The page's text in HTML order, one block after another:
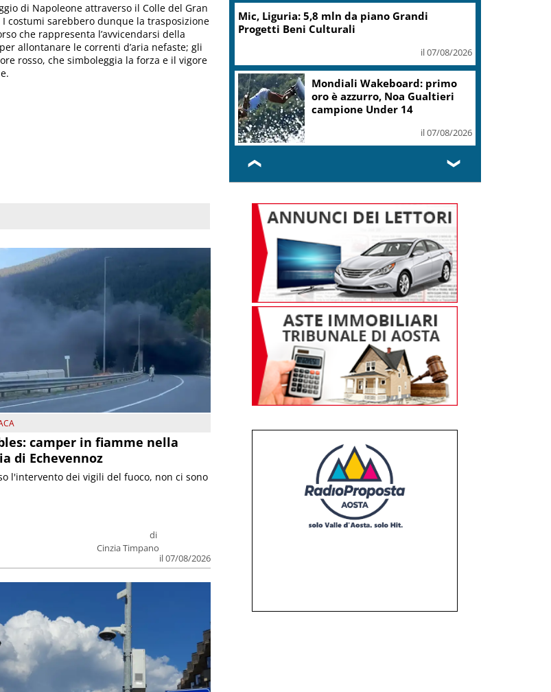
di Napoleone attraverso il Colle del Gran
costumi sarebbero dunque la trasposizione
che rappresenta l’avvicendarsi della
allontanare le correnti d’aria nefaste; gli
rosso, che simboleggia la forza e il vigore
camper in fiamme nella
di Echevennoz
di
Cinzia Timpano
il 07/08/2026
l'intervento dei vigili del fuoco, non ci sono
Mic, Liguria: 5,8 mln da piano Grandi
Progetti Beni Culturali
il 07/08/2026
Mondiali Wakeboard: primo
oro è azzurro, Noa Gualtieri
campione Under 14
il 07/08/2026
❮ ❯